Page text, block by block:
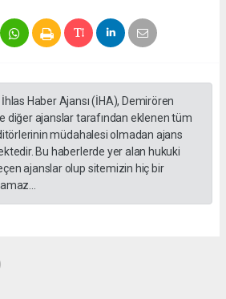
Haber Ajansı (İHA), Demirören
diğer ajanslar tarafından eklenen tüm
müdahalesi olmadan ajans
Bu haberlerde yer alan hukuki
ajanslar olup sitemizin hiç bir